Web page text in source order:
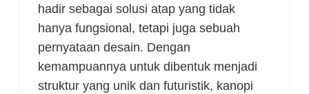
hadir sebagai solusi atap yang tidak
hanya fungsional, tetapi juga sebuah
pernyataan desain. Dengan
kemampuannya untuk dibentuk menjadi
struktur yang unik dan futuristik, kanopi